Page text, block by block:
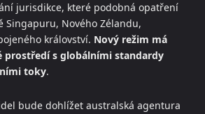
jurisdikce, které podobná opatření
Singapuru, Nového Zélandu,
království. Nový režim má
prostředí s globálními standardy
toky.
bude dohlížet australská agentura